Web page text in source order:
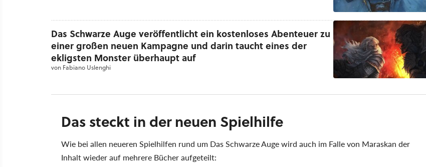
Das Schwarze Auge veröffentlicht ein kostenloses Abenteuer zu
einer großen neuen Kampagne und darin taucht eines der
ekligsten Monster überhaupt auf
von Fabiano Uslenghi
Das steckt in der neuen Spielhilfe
Wie bei allen neueren Spielhilfen rund um Das Schwarze Auge wird auch im Falle von Maraskan der
Inhalt wieder auf mehrere Bücher aufgeteilt: